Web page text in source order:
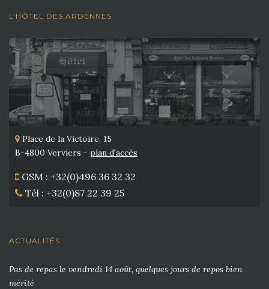
L’HÔTEL DES ARDENNES
Place de la Victoire, 15
B-4800 Verviers - plan d'accès
GSM : +32(0)496 36 32 32
Tél : +32(0)87 22 39 25
ACTUALITÉS
Pas de repas le vendredi 14 août, quelques jours de repos bien
mérité